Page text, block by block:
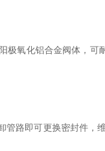
极氧化铝合金阀体，
管路即可更换密封件，